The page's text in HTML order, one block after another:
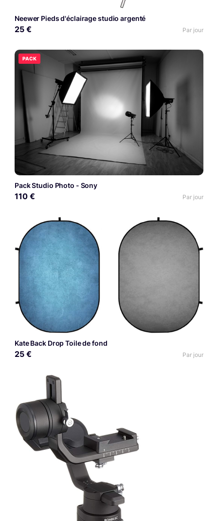
Neewer Pieds d'éclairage studio argenté
25 € Par jour
PACK
Pack Studio Photo - Sony
110 € Par jour
Kate Back Drop Toile de fond
25 € Par jour